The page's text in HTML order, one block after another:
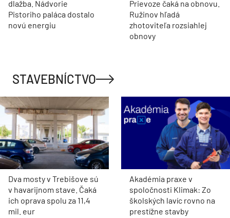
dlažba. Nádvorie
Pistoriho paláca dostalo
novú energiu
Prievoze čaká na obnovu.
Ružinov hľadá
zhotoviteľa rozsiahlej
obnovy
STAVEBNÍCTVO
Dva mosty v Trebišove sú
v havarijnom stave. Čaká
ich oprava spolu za 11,4
mil. eur
Akadémia praxe v
spoločnosti Klimak: Zo
školských lavíc rovno na
prestížne stavby